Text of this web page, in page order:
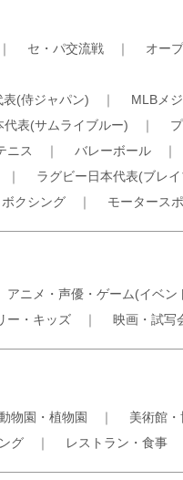
セ・パ交流戦 ｜ オー
表(侍ジャパン) ｜ MLBメ
代表(サムライブルー) ｜
ニス ｜ バレーボール
｜ ラグビー日本代表(ブレ
ボクシング ｜ モータース
アニメ・声優・ゲーム(イベン
ー・キッズ ｜ 映画・試写
物園・植物園 ｜ 美術館
グ ｜ レストラン・食事